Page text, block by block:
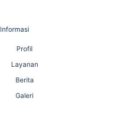
Informasi
Profil
Layanan
Berita
Galeri